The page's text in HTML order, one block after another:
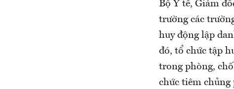
Bộ Y tế, Giám
trường các
huy động lập
đó, tổ chức tập
trong phòng,
chức tiêm chủng